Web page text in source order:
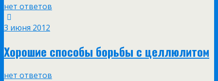
нет ответов
3 июня 2012
Хорошие способы борьбы с целлюлитом
нет ответов